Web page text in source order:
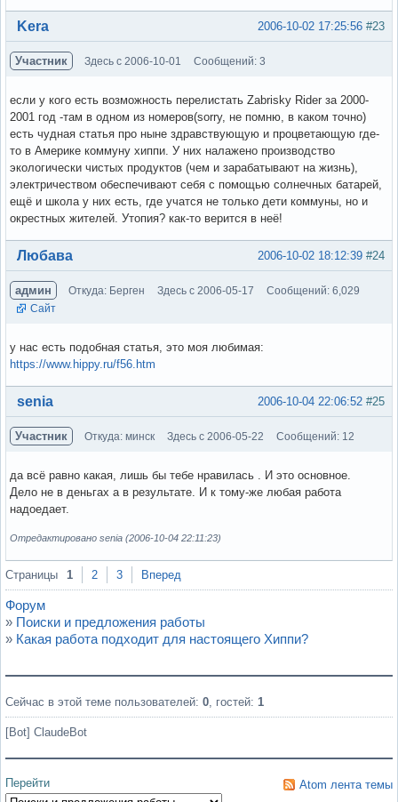
Вне форума #23
2006-10-02 17:25:56
Kera
Участник Здесь с 2006-10-01 Сообщений: 3
если у кого есть возможность перелистать Zabrisky Rider за 2000-
2001 год -там в одном из номеров(sorry, не помню, в каком точно)
есть чудная статья про ныне здравствующую и процветающую где-
то в Америке коммуну хиппи. У них налажено производство
экологически чистых продуктов (чем и зарабатывают на жизнь),
электричеством обеспечивают себя с помощью солнечных батарей,
ещё и школа у них есть, где учатся не только дети коммуны, но и
окрестных жителей. Утопия? как-то верится в неё!
Вне форума #24
2006-10-02 18:12:39
Любава
админ Откуда: Берген Здесь с 2006-05-17
Сообщений: 6,029
Сайт
у нас есть подобная статья, это моя любимая:
https://www.hippy.ru/f56.htm
Вне форума #25
2006-10-04 22:06:52
senia
Участник Откуда: минск Здесь с 2006-05-22 Сообщений: 12
да всё равно какая, лишь бы тебе нравилась . И это основное.
Дело не в деньгах а в результате. И к тому-же любая работа
надоедает.
Отредактировано senia (2006-10-04 22:11:23)
Вне форума
Страницы 1 2 3 Вперед
Форум
» Поиски и предложения работы
» Какая работа подходит для настоящего Хиппи?
Сейчас в этой теме пользователей: 0, гостей: 1
[Bot] ClaudeBot
Перейти
Atom лента темы